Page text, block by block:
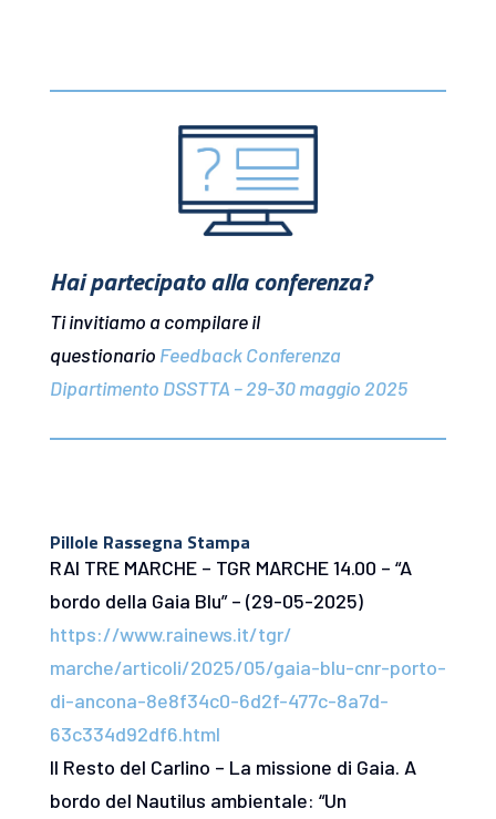
Hai partecipato alla conferenza?
Ti invitiamo a compilare il
questionario Feedback Conferenza
Dipartimento DSSTTA – 29-30 maggio 2025
Pillole Rassegna Stampa
RAI TRE MARCHE – TGR MARCHE 14.00 – “A
bordo della Gaia Blu” – (29-05-2025)
https://www.rainews.it/tgr/
marche/articoli/2025/05/gaia-blu-cnr-porto-
di-ancona-8e8f34c0-6d2f-477c-8a7d-
63c334d92df6.html
Il Resto del Carlino – La missione di Gaia. A
bordo del Nautilus ambientale: “Un